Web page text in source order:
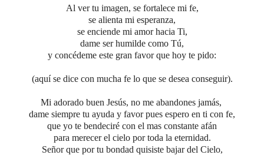
Al ver tu imagen, se fortalece mi fe,
se alienta mi esperanza,
se enciende mi amor hacia Ti,
dame ser humilde como Tú,
y concédeme este gran favor que hoy te pido:
(aquí se dice con mucha fe lo que se desea conseguir).
Mi adorado buen Jesús, no me abandones jamás,
dame siempre tu ayuda y favorpues espero en ti con fe,
que yo te bendeciré con el mas constante afán
para merecer el cielo por toda la eternidad.
Señor que por tu bondad quisiste bajar del Cielo,